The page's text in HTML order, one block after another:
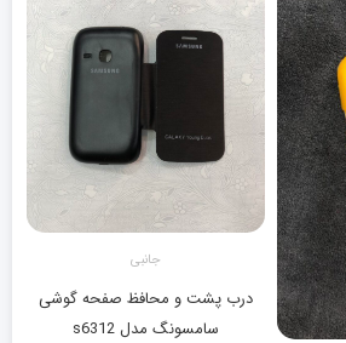
جانبی
درب پشت و محافظ صفحه گوشی
سامسونگ مدل s6312